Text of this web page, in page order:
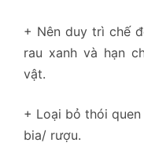
+ Nên duy trì chế
rau xanh và hạn
vật.
+ Loại bỏ thói
bia/ rượu.